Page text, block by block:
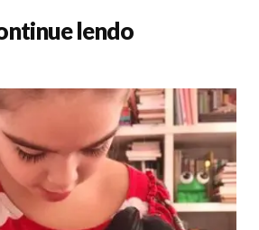
lendo